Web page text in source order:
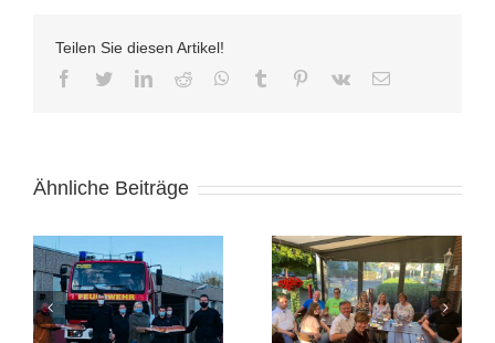
Teilen Sie diesen Artikel!
facebooktwitterlinkedinreddit whatsapp
tumblr pinterest
vk
E-
Ähnliche Beiträge
Unterwegs mit
Bürgermeisterkandidat
Besuch der
Ausstellung:
„Schamlos?